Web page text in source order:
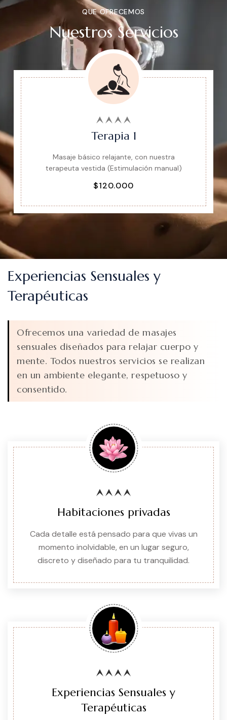
QUE OFRECEMOS
Nuestros Servicios
Terapia 1
Masaje básico relajante, con nuestra
terapeuta vestida (Estimulación manual)
$120.000
Experiencias Sensuales y
Terapéuticas
Ofrecemos una variedad de masajes
sensuales diseñados para relajar cuerpo y
mente. Todos nuestros servicios se realizan
en un ambiente elegante, respetuoso y
consentido.
Habitaciones privadas
Cada detalle está pensado para que vivas un
momento inolvidable, en un lugar seguro,
discreto y diseñado para tu tranquilidad.
Experiencias Sensuales y
Terapéuticas